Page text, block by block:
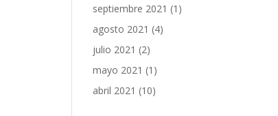
septiembre 2021 (1)
agosto 2021 (4)
julio 2021 (2)
mayo 2021 (1)
abril 2021 (10)